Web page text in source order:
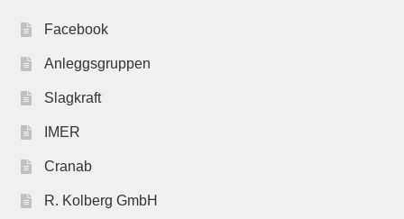
Facebook
Anleggsgruppen
Slagkraft
IMER
Cranab
R. Kolberg GmbH